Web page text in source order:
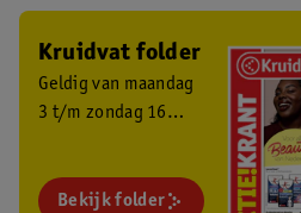
Kruidvat folder
Geldig van maandag
3 t/m zondag 16
Bekijk folder